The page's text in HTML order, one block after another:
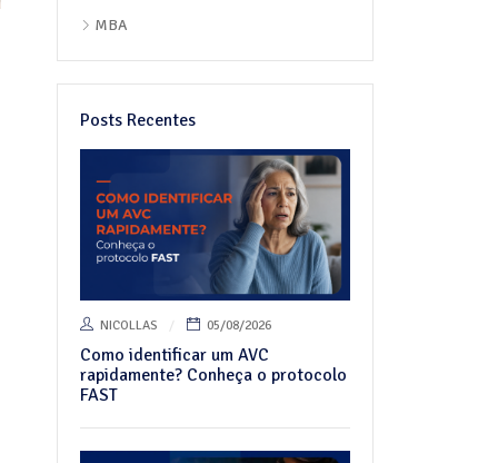
MBA
Posts Recentes
NICOLLAS 05/08/2026
Como identificar um AVC
rapidamente? Conheça o protocolo
FAST